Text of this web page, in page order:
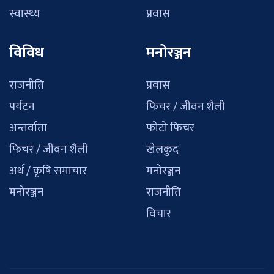
स्वास्थ्य
प्रवास
विविध
राजनीति
पर्यटन
अन्तर्वाता
फिचर / जीवन शैली
अर्थ / कृषि समाचार
मनोरञ्जन
मनोरञ्जन
प्रवास
फिचर / जीवन शैली
फोटो फिचर
खेलकुद
मनोरञ्जन
राजनीति
विचार